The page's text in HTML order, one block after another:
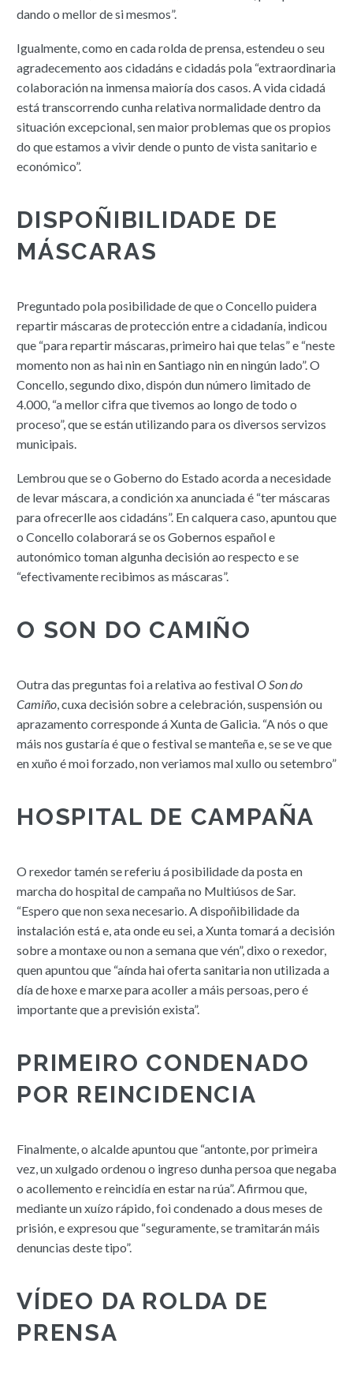
dando o mellor de si mesmos”.
Igualmente, como en cada rolda de prensa, estendeu o seu
agradecemento aos cidadáns e cidadás pola “extraordinaria
colaboración na inmensa maioría dos casos. A vida cidadá
está transcorrendo cunha relativa normalidade dentro da
situación excepcional, sen maior problemas que os propios
do que estamos a vivir dende o punto de vista sanitario e
económico”.
DISPOÑIBILIDADE DE
MÁSCARAS
Preguntado pola posibilidade de que o Concello puidera
repartir máscaras de protección entre a cidadanía, indicou
que “para repartir máscaras, primeiro hai que telas” e “neste
momento non as hai nin en Santiago nin en ningún lado”. O
Concello, segundo dixo, dispón dun número limitado de
4.000, “a mellor cifra que tivemos ao longo de todo o
proceso”, que se están utilizando para os diversos servizos
municipais.
Lembrou que se o Goberno do Estado acorda a necesidade
de levar máscara, a condición xa anunciada é “ter máscaras
para ofrecerlle aos cidadáns”. En calquera caso, apuntou que
o Concello colaborará se os Gobernos español e
autonómico toman algunha decisión ao respecto e se
“efectivamente recibimos as máscaras”.
O SON DO CAMIÑO
Outra das preguntas foi a relativa ao festivalO Son do
Camiño , cuxa decisión sobre a celebración, suspensión ou
aprazamento corresponde á Xunta de Galicia. “A nós o que
máis nos gustaría é que o festival se manteña e, se se ve que
en xuño é moi forzado, non veriamos mal xullo ou setembro”
HOSPITAL DE CAMPAÑA
O rexedor tamén se referiu á posibilidade da posta en
marcha do hospital de campaña no Multiúsos de Sar.
“Espero que non sexa necesario. A dispoñibilidade da
instalación está e, ata onde eu sei, a Xunta tomará a decisión
sobre a montaxe ou non a semana que vén”, dixo o rexedor,
quen apuntou que “aínda hai oferta sanitaria non utilizada a
día de hoxe e marxe para acoller a máis persoas, pero é
importante que a previsión exista”.
PRIMEIRO CONDENADO
POR REINCIDENCIA
Finalmente, o alcalde apuntou que “antonte, por primeira
vez, un xulgado ordenou o ingreso dunha persoa que negaba
o acollemento e reincidía en estar na rúa”. Afirmou que,
mediante un xuízo rápido, foi condenado a dous meses de
prisión, e expresou que “seguramente, se tramitarán máis
denuncias deste tipo”.
VÍDEO DA ROLDA DE
PRENSA